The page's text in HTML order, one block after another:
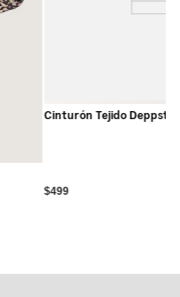
Cinturón Tejido Deppster
$499